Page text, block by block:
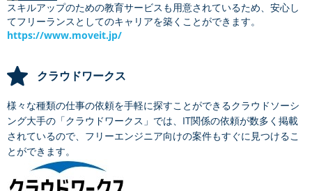
スキルアップのための教育サービスも用意されているため、安心し
てフリーランスとしてのキャリアを築くことができます。
https://www.moveit.jp/
クラウドワークス
様々な種類の仕事の依頼を手軽に探すことができるクラウドソーシ
ング大手の「クラウドワークス」では、IT関係の依頼が数多く掲載
されているので、フリーエンジニア向けの案件もすぐに見つけるこ
とができます。